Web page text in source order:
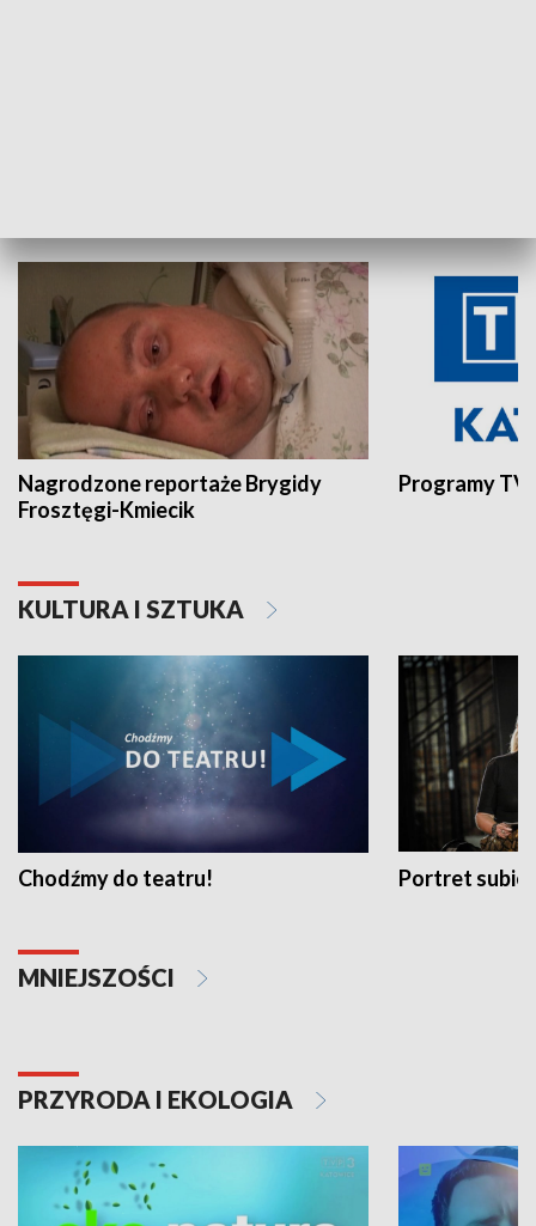
Nagrodzone reportaże Brygidy
Frosztęgi-Kmiecik
Programy
KULTURA I SZTUKA
Chodźmy do teatru! Portret
MNIEJSZOŚCI
PRZYRODA I EKOLOGIA